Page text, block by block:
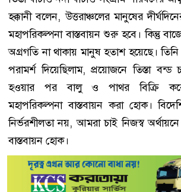
হক্কানী বলেন, উত্তরাঞ্চলের মানুষের
মহাপরিকল্পনা বাস্তবায়ন শুরু হবে। কিন্তু
অগ্রগতি না থাকায় মানুষ হতাশ হয়েছে।
পরামর্শ দিয়েছিলাম, প্রয়োজনে তিস্তা
হওয়ার পর বালু ও পাথর বিক্রি করে
মহাপরিকল্পনা বাস্তবায়ন করা হোক।
নির্ভরশীলতা নয়, আমরা চাই নিজস্ব অর্থায়নে
বাস্তবায়ন হোক।